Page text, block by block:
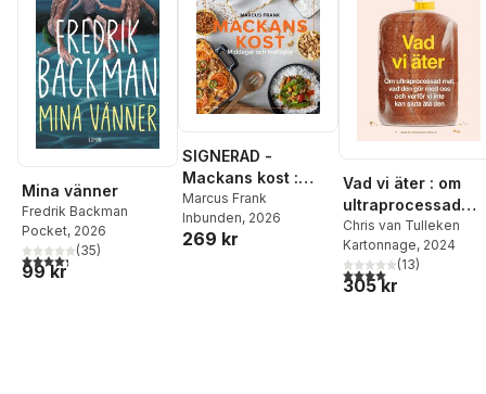
Mina vänner
Fredrik Backman
Pocket, 2026
4,3utav 5 stjärnor. Totalt antal röster:
(35)
99 kr
SIGNERAD -
Mackans kost :
Middagar och
matlådor
Marcus Frank
Inbunden, 2026
269 kr
Vad vi äter : om
ultraprocessad
mat, vad den gör
med oss och
vi inte kan sluta
den
Chris van Tulleken
Kartonnage, 2024
4,0utav 5 stjärnor.
(13)
305 kr